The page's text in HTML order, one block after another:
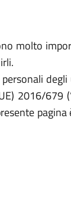
molto
2016/